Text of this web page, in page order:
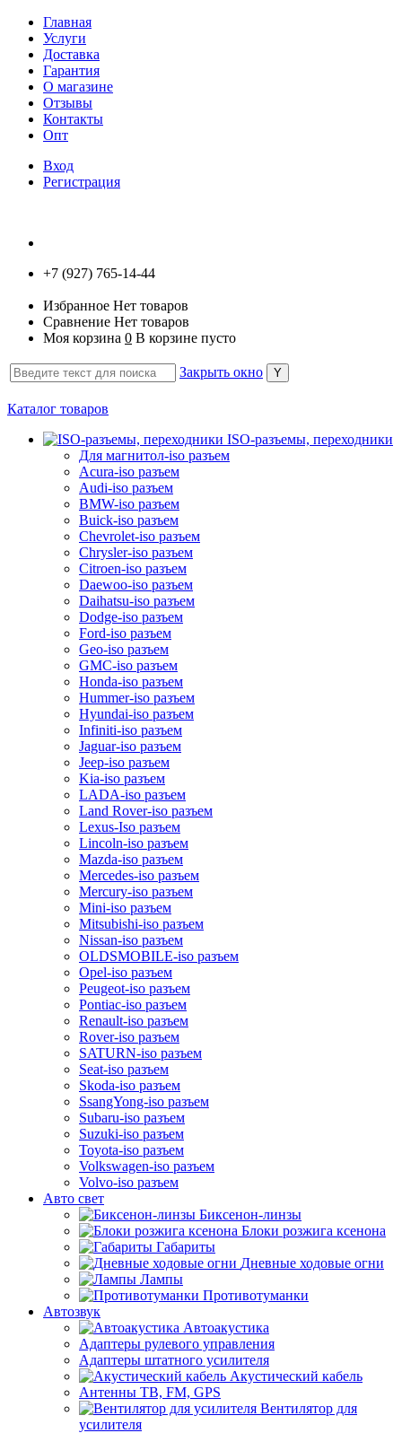
Главная
Услуги
Доставка
Гарантия
О магазине
Отзывы
Контакты
Опт
Вход
Регистрация
+7 (927) 765-14-44
Избранное Нет товаров
Сравнение Нет товаров
Моя корзина 0 В корзине пусто
Закрыть окно
Каталог товаров
ISO-разъемы, переходники
Для магнитол-iso разъем
Acura-iso разъем
Audi-iso разъем
BMW-iso разъем
Buick-iso разъем
Chevrolet-iso разъем
Chrysler-iso разъем
Citroen-iso разъем
Daewoo-iso разъем
Daihatsu-iso разъем
Dodge-iso разъем
Ford-iso разъем
Geo-iso разъем
GMC-iso разъем
Honda-iso разъем
Hummer-iso разъем
Hyundai-iso разъем
Infiniti-iso разъем
Jaguar-iso разъем
Jeep-iso разъем
Kia-iso разъем
LADA-iso разъем
Land Rover-iso разъем
Lexus-Iso разъем
Lincoln-iso разъем
Mazda-iso разъем
Mercedes-iso разъем
Mercury-iso разъем
Mini-iso разъем
Mitsubishi-iso разъем
Nissan-iso разъем
OLDSMOBILE-iso разъем
Opel-iso разъем
Peugeot-iso разъем
Pontiac-iso разъем
Renault-iso разъем
Rover-iso разъем
SATURN-iso разъем
Seat-iso разъем
Skoda-iso разъем
SsangYong-iso разъем
Subaru-iso разъем
Suzuki-iso разъем
Toyota-iso разъем
Volkswagen-iso разъем
Volvo-iso разъем
Авто свет
Биксенон-линзы
Блоки розжига ксенона
Габариты
Дневные ходовые огни
Лампы
Противотуманки
Автозвук
Автоакустика
Адаптеры рулевого управления
Адаптеры штатного усилителя
Акустический кабель
Антенны ТВ, FM, GPS
Вентилятор для
усилителя